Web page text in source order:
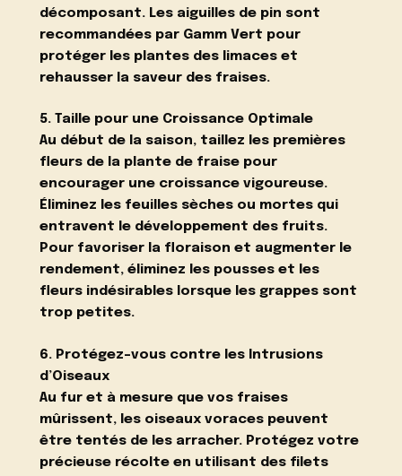
décomposant. Les aiguilles de pin sont
recommandées par Gamm Vert pour
protéger les plantes des limaces et
rehausser la saveur des fraises.
5. Taille pour une Croissance Optimale
Au début de la saison, taillez les premières
fleurs de la plante de fraise pour
encourager une croissance vigoureuse.
Éliminez les feuilles sèches ou mortes qui
entravent le développement des fruits.
Pour favoriser la floraison et augmenter le
rendement, éliminez les pousses et les
fleurs indésirables lorsque les grappes sont
trop petites.
6. Protégez-vous contre les Intrusions
d’Oiseaux
Au fur et à mesure que vos fraises
mûrissent, les oiseaux voraces peuvent
être tentés de les arracher. Protégez votre
précieuse récolte en utilisant des filets